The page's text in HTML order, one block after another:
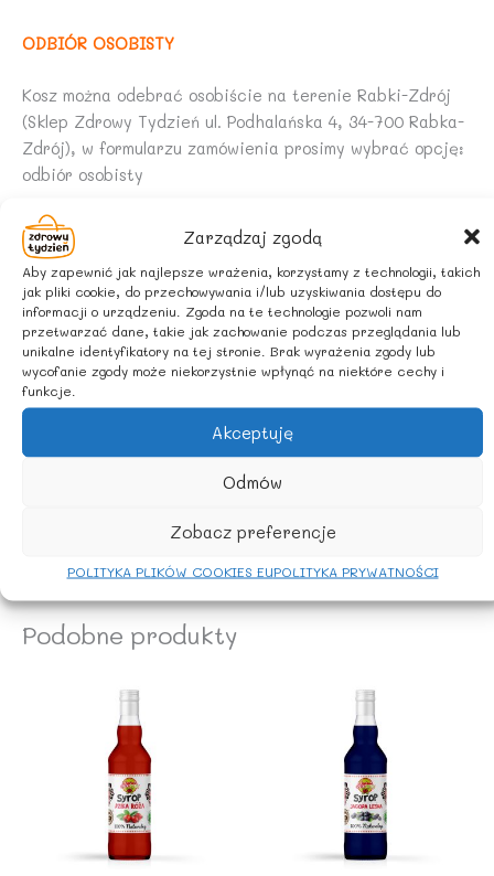
Zarządzaj zgodą
Aby zapewnić jak najlepsze wrażenia, korzystamy z technologii, takich
jak pliki cookie, do przechowywania i/lub uzyskiwania dostępu do
informacji o urządzeniu. Zgoda na te technologie pozwoli nam
przetwarzać dane, takie jak zachowanie podczas przeglądania lub
unikalne identyfikatory na tej stronie. Brak wyrażenia zgody lub
wycofanie zgody może niekorzystnie wpłynąć na niektóre cechy i
funkcje.
Akceptuję
Odmów
Zobacz preferencje
POLITYKA PLIKÓW COOKIES EUPOLITYKA PRYWATNOŚCI
ODBIÓR OSOBISTY
Kosz można odebrać osobiście na terenie Rabki-Zdrój
(Sklep Zdrowy Tydzień ul. Podhalańska 4, 34-700 Rabka-
Zdrój), w formularzu zamówienia prosimy wybrać opcję:
odbiór osobisty
WYSYŁKA
Przy wybraniu opcji dostawy za pośrednictwem kuriera
zestaw należy samodzielnie złożyć. Kosz dostarczamy w
kartonie, wypełniony jest on wyściółką. Składowe kosza
spakowane zostają do osobnej paczki. Do zestawu
oddajemy również Państwu celafon i kokardę, tak aby
przygotować kosz do wręczenia.
UWAGA! Ozdoby znajdujące się poza koszem nie
wchodzą w skład zestawu.
Podobne produkty